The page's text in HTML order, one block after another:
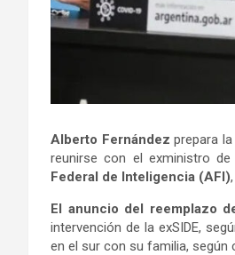
Alberto Fernándezprepara
reunirse con el exministro
Federal de Inteligencia (AFI)
El anuncio del reemplazo
intervención de la exSIDE,
en el sur con su familia, según